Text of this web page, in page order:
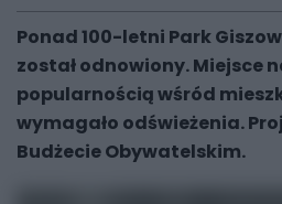
Ponad 100-letni Park
został odnowiony. Miejsce
popularnością wśród
wymagało odświeżenia.
Budżecie Obywatelskim.